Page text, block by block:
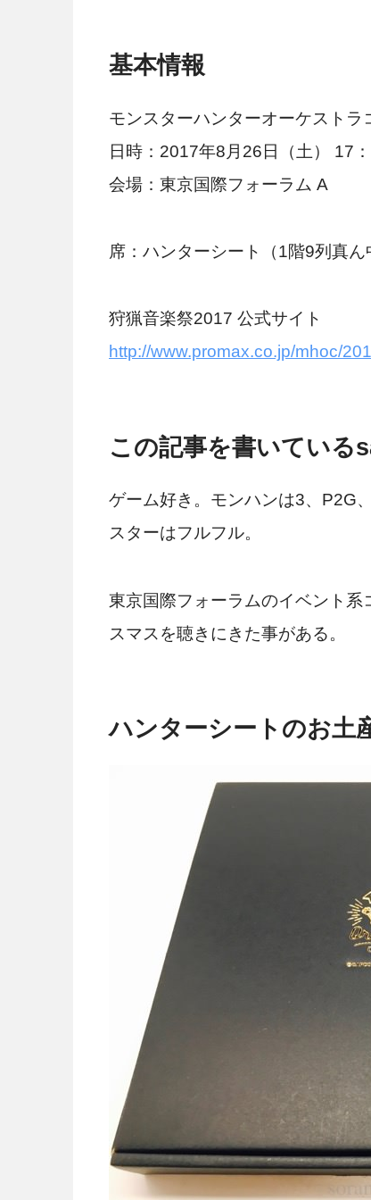
基本情報
モンスターハンターオーケスト
日時：2017年8月26日（土） 17
会場：東京国際フォーラム A
席：ハンターシート（1階9列真ん
狩猟音楽祭2017 公式サイト
http://www.promax.co.jp/mhoc/
この記事を書いている
ゲーム好き。モンハンは3、P2G
スターはフルフル。
東京国際フォーラムのイベント系
スマスを聴きにきた事がある。
ハンターシートのお土